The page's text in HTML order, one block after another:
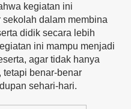
kegiatan ini
sekolah dalam membina
didik secara lebih
ini mampu menjadi
agar tidak hanya
tetapi benar-benar
sehari-hari.